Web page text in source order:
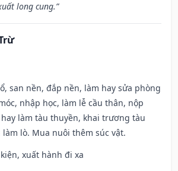
long cung.”
san nền, đắp nền, làm hay sửa phòng
nhập học, làm lễ cầu thân, nộp
làm tàu thuyền, khai trương tàu
lò. Mua nuôi thêm súc vật.
xuất hành đi xa